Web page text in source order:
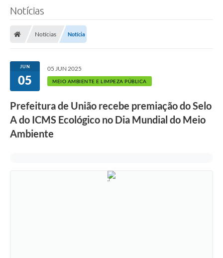
Notícias
Notícias Notícia
JUN
05
05 JUN 2025
MEIO AMBIENTE E LIMPEZA PÚBLICA
Prefeitura de União recebe premiação do Selo
A do ICMS Ecológico no Dia Mundial do Meio
Ambiente